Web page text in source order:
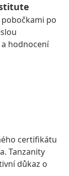
pobočkami po
hodnocení
certifikátu
Tanzanity
důkaz o